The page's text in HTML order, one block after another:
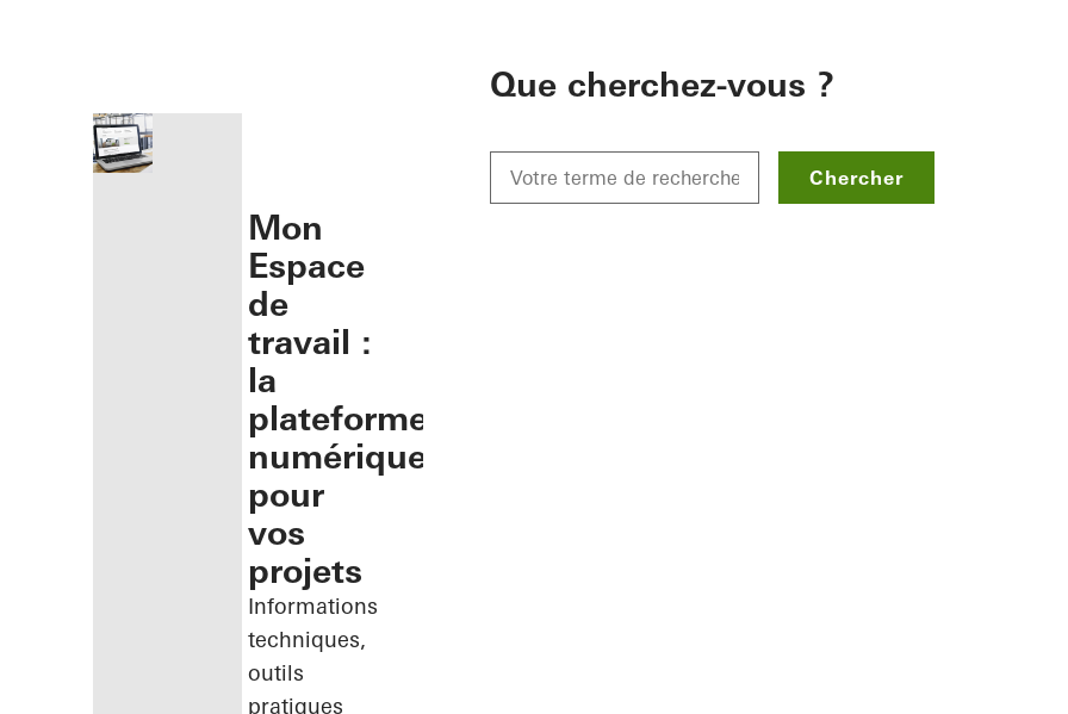
Mon
Espace
de
travail :
la
plateforme
numérique
pour
vos
projets
Informations
techniques,
outils
pratiques
Que cherchez-vous ?
Chercher